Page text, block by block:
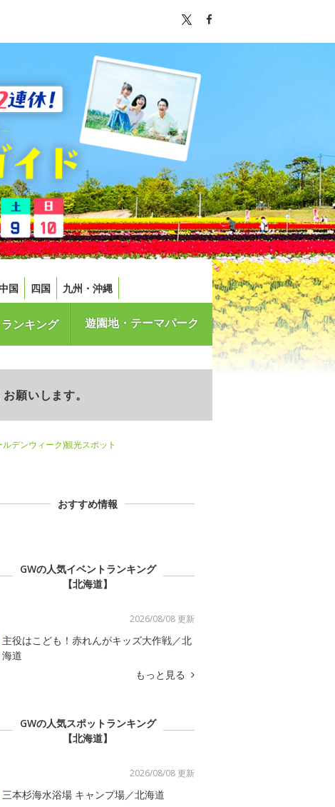
国 四国 九州・沖縄
ンキング 遊園地・テーマパーク
願いします。
デンウィーク)観光スポット
おすすめ情報
GWの人気イベントランキング
【北海道】
2026/08/08 更新
主役はこども！赤れんがキッズ大作戦／北
海道
もっと見る
GWの人気スポットランキング
【北海道】
2026/08/08 更新
三本杉海水浴場 キャンプ場／北海道